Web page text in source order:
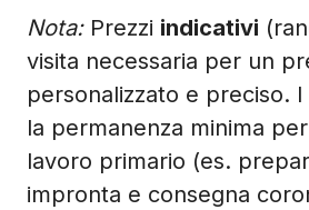
Nota:Prezzi indicativi
visita necessaria per un
personalizzato e preciso. I
la permanenza minima
lavoro primario (es.
impronta e consegna